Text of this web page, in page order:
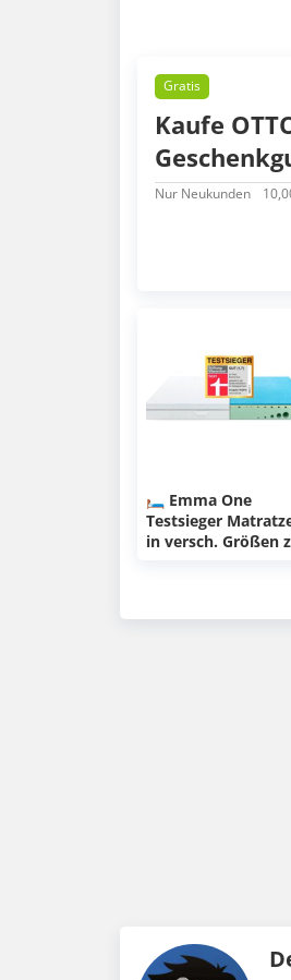
Gratis
Kaufe
Nur Neukunden
🛏 Emma One
Testsieger
in versch. Größen